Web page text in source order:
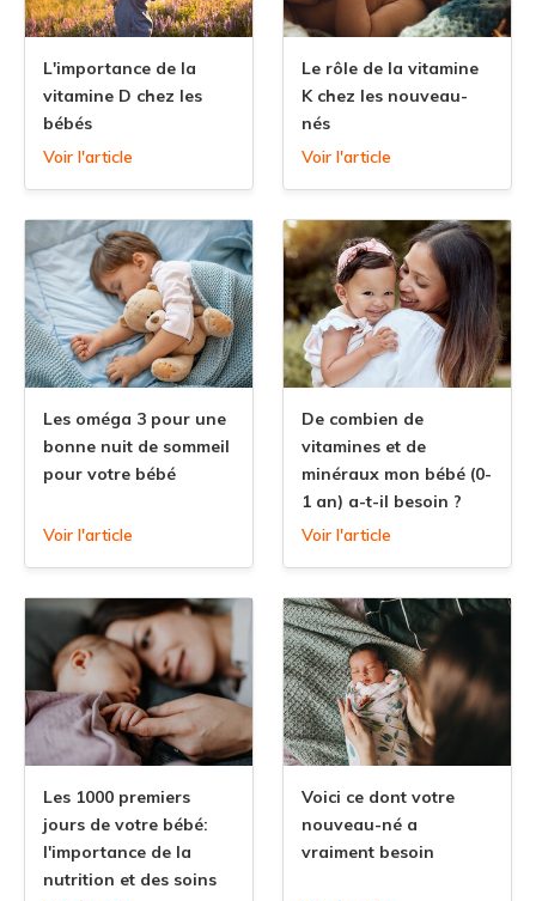
L'importance de la
vitamine D chez les
bébés
Voir l'article
Le rôle de la vitamine
K chez les nouveau-
nés
Voir l'article
Les oméga 3 pour une
bonne nuit de sommeil
pour votre bébé
Voir l'article
De combien de
vitamines et de
minéraux mon bébé (0-
1 an) a-t-il besoin ?
Voir l'article
Les 1000 premiers
jours de votre bébé:
l'importance de la
nutrition et des soins
Voici ce dont votre
nouveau-né a
vraiment besoin